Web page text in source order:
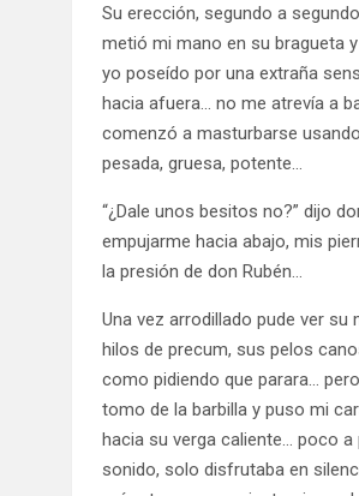
Su erección, segundo a
metió mi mano en su bragueta
yo poseído por una extraña
hacia afuera… no me atrevía a
comenzó a masturbarse
pesada, gruesa, potente…
“¿Dale unos besitos no?” dijo
empujarme hacia abajo, mis
la presión de don Rubén…
Una vez arrodillado pude ver
hilos de precum, sus pelos
como pidiendo que parara…
tomo de la barbilla y puso mi
hacia su verga caliente… poco
sonido, solo disfrutaba en